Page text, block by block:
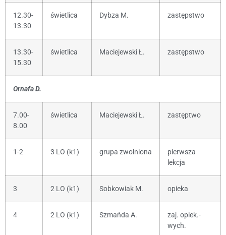
12.30-
13.30
świetlica Dybza M. zastępstwo
13.30-
15.30
świetlica Maciejewski Ł. zastępstwo
Ornafa D.
7.00-
8.00
świetlica Maciejewski Ł. zastęptwo
1-2 3 LO (k1) grupa zwolniona
pierwsza
lekcja
3 2 LO (k1) Sobkowiak M. opieka
4 2 LO (k1) Szmańda A.
zaj. opiek.-
wych.